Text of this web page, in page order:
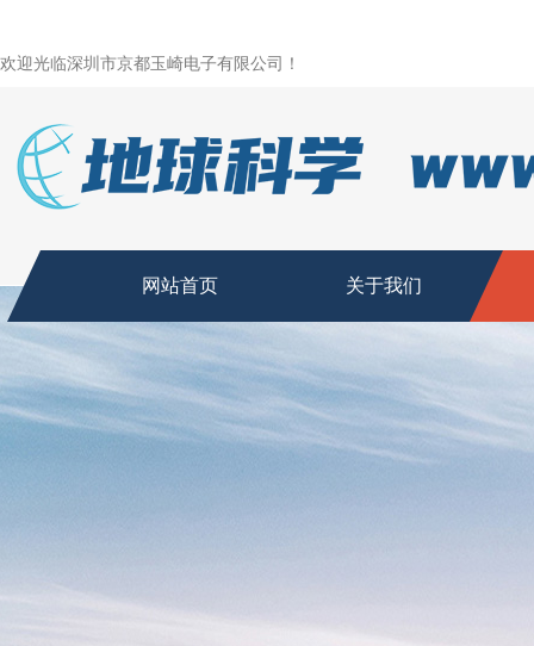
欢迎光临深圳市京都玉崎电子有限公司！
网站首页 关于我们